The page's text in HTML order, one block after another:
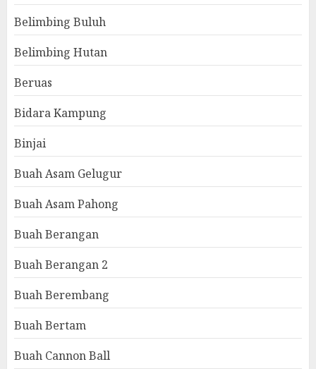
Belimbing Buluh
Belimbing Hutan
Beruas
Bidara Kampung
Binjai
Buah Asam Gelugur
Buah Asam Pahong
Buah Berangan
Buah Berangan 2
Buah Berembang
Buah Bertam
Buah Cannon Ball